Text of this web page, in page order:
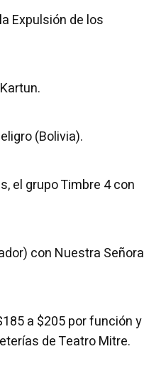
Expulsión de los
(Bolivia).
el grupo Timbre 4 con
con Nuestra Señora
a $205 por función y
de Teatro Mitre.